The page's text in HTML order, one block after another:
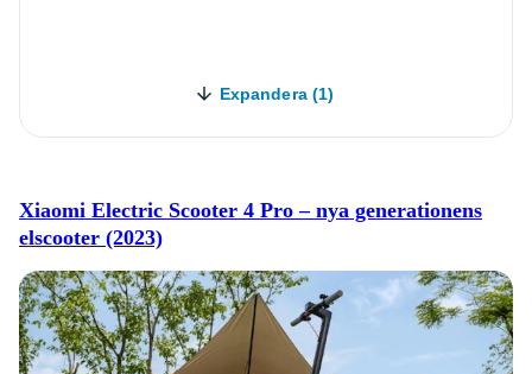
Expandera (1)
Xiaomi Electric Scooter 4 Pro – nya generationens
elscooter (2023)